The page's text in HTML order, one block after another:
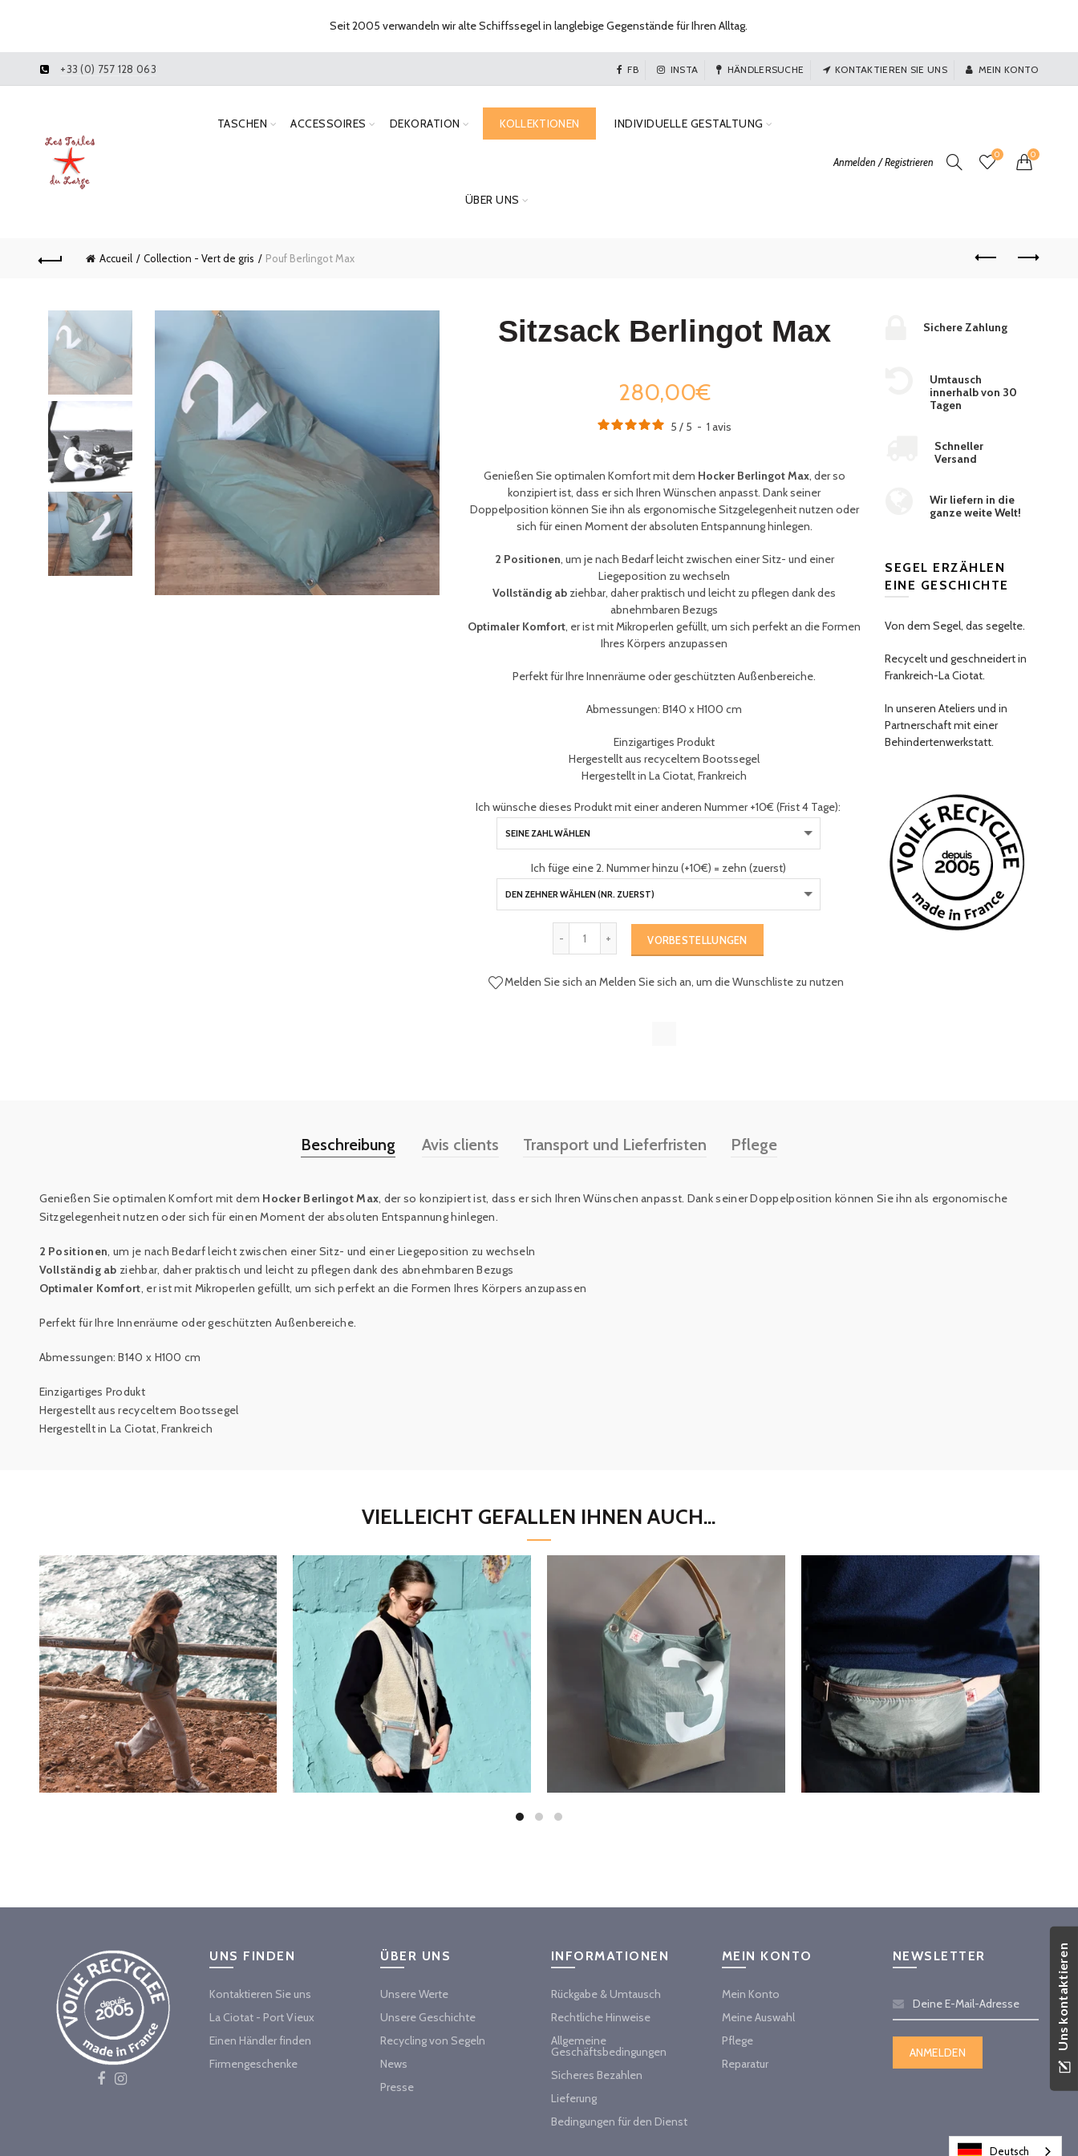
+33 (0) 757 128 063 FB INSTA HÄNDLERSUCHE KONTAKTIEREN SIE UNS MEIN KONTO
TASCHEN ACCESSOIRES DEKORATION KOLLEKTIONEN INDIVIDUELLE GESTALTUNG
ÜBER UNS
Anmelden / Registrieren
0 0
Accueil Collection - Vert de gris Pouf Berlingot Max
Sitzsack Berlingot Max
280,00€
5 / 5 - 1 avis
Genießen Sie optimalen Komfort mit dem Hocker Berlingot Max, der so
konzipiert ist, dass er sich Ihren Wünschen anpasst. Dank seiner
Doppelposition können Sie ihn als ergonomische Sitzgelegenheit nutzen oder
sich für einen Moment der absoluten Entspannung hinlegen.
2 Positionen, um je nach Bedarf leicht zwischen einer Sitz- und einer
Liegeposition zu wechseln
Vollständig ab ziehbar, daher praktisch und leicht zu pflegen dank des
abnehmbaren Bezugs
Optimaler Komfort, er ist mit Mikroperlen gefüllt, um sich perfekt an die Formen
Ihres Körpers anzupassen
Perfekt für Ihre Innenräume oder geschützten Außenbereiche.
Abmessungen: B140 x H100 cm
Einzigartiges Produkt
Hergestellt aus recyceltem Bootssegel
Hergestellt in La Ciotat, Frankreich
Ich wünsche dieses Produkt mit einer anderen Nummer +10€ (Frist 4 Tage):
Ich füge eine 2. Nummer hinzu (+10€) = zehn (zuerst)
VORBESTELLUNGEN
Melden Sie sich an Melden Sie sich an, um die Wunschliste zu nutzen
Sichere Zahlung
Umtausch
innerhalb von 30
Tagen
Schneller
Versand
Wir liefern in die
ganze weite Welt!
SEGEL ERZÄHLEN
EINE GESCHICHTE
Von dem Segel, das segelte.
Recycelt und geschneidert in
Frankreich-La Ciotat.
In unseren Ateliers und in
Partnerschaft mit einer
Behindertenwerkstatt.
Beschreibung Avis clients Transport und Lieferfristen Pflege
Genießen Sie optimalen Komfort mit dem Hocker Berlingot Max , der so konzipiert ist, dass er sich Ihren Wünschen anpasst. Dank seiner Doppelposition können Sie ihn als ergonomische
Sitzgelegenheit nutzen oder sich für einen Moment der absoluten Entspannung hinlegen.
2 Positionen , um je nach Bedarf leicht zwischen einer Sitz- und einer Liegeposition zu wechseln
Vollständig ab ziehbar, daher praktisch und leicht zu pflegen dank des abnehmbaren Bezugs
Optimaler Komfort , er ist mit Mikroperlen gefüllt, um sich perfekt an die Formen Ihres Körpers anzupassen
Perfekt für Ihre Innenräume oder geschützten Außenbereiche.
Abmessungen: B140 x H100 cm
Einzigartiges Produkt
Hergestellt aus recyceltem Bootssegel
Hergestellt in La Ciotat, Frankreich
VIELLEICHT GEFALLEN IHNEN AUCH...
UNS FINDEN
Kontaktieren Sie uns
La Ciotat - Port Vieux
Einen Händler finden
Firmengeschenke
ÜBER UNS
Unsere Werte
Unsere Geschichte
Recycling von Segeln
News
Presse
INFORMATIONEN
Rückgabe & Umtausch
Rechtliche Hinweise
Allgemeine
Geschäftsbedingungen
Sicheres Bezahlen
Lieferung
Bedingungen für den Dienst
MEIN KONTO
Mein Konto
Meine Auswahl
Pflege
Reparatur
NEWSLETTER
Seit 2005 verwandeln wir alte Schiffssegel in langlebige Gegenstände für Ihren Alltag.
Uns kontaktieren
Deutsch